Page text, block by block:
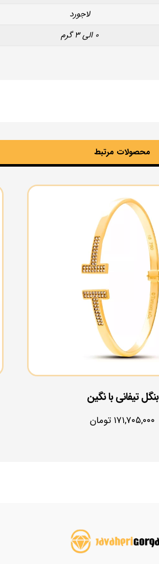
لاجورد
۰ الی ۳ گرم
محصولات مرتبط
بنگل تیفانی با نگین
۱۷۱,۷۰۵,۰۰۰ تومان